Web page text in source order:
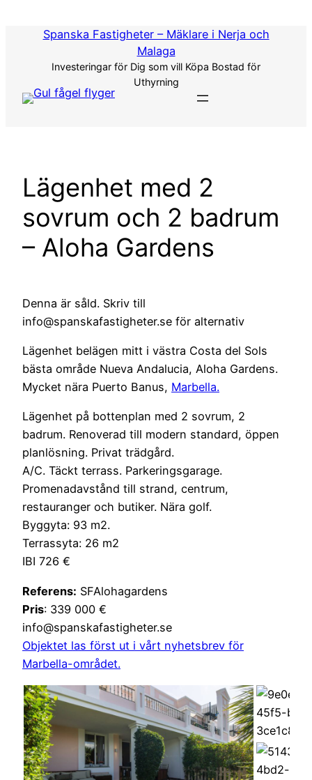
Spanska Fastigheter – Mäklare i Nerja och
Malaga
Investeringar för Dig som vill Köpa Bostad för
Uthyrning
Lägenhet med 2
sovrum och 2 badrum
– Aloha Gardens
Denna är såld. Skriv till
info@spanskafastigheter.se för alternativ
Lägenhet belägen mitt i västra Costa del Sols
bästa område Nueva Andalucia, Aloha Gardens.
Mycket nära Puerto Banus, Marbella.
Lägenhet på bottenplan med 2 sovrum, 2
badrum. Renoverad till modern standard, öppen
planlösning. Privat trädgård.
A/C. Täckt terrass. Parkeringsgarage.
Promenadavstånd till strand, centrum,
restauranger och butiker. Nära golf.
Byggyta: 93 m2.
Terrassyta: 26 m2
IBI 726 €
Referens: SFAlohagardens
Pris: 339 000 €
info@spanskafastigheter.se
Objektet las först ut i vårt nyhetsbrev för
Marbella-området.